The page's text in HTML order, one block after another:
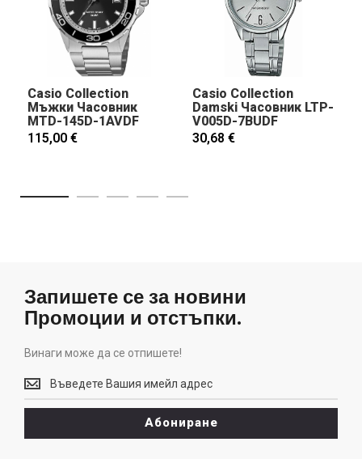
Casio Collection
Мъжки Часовник
MTD-145D-1AVDF
115,00 €
Casio Collection
Damski Часовник LTP-
V005D-7BUDF
30,68 €
Запишете се за новини
Промоции и отстъпки.
Винаги може да се отпишете!
Винаги
може
да
отпишете!
Абониране